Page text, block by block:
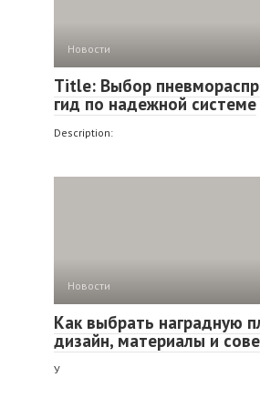
Новости
Title: Выбор
гид по надежной системе
Description:
Новости
Как выбрать наградную
дизайн, материалы и
У